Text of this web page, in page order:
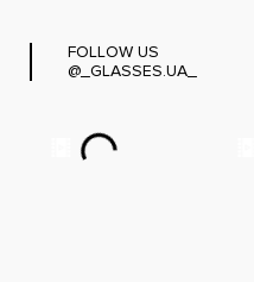
FOLLOW US
@_GLASSES.UA_